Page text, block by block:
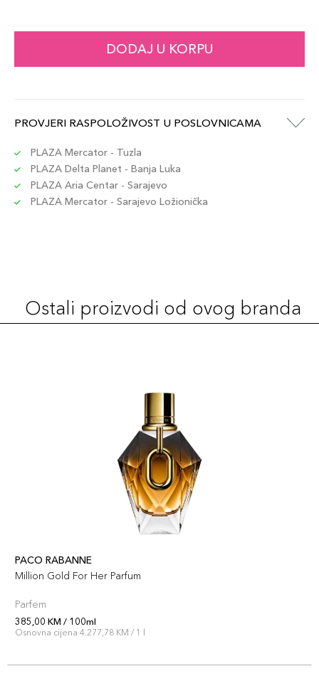
DODAJ U KORPU
PROVJERI RASPOLOŽIVOST U POSLOVNICAMA
PLAZA Mercator - Tuzla
PLAZA Delta Planet - Banja Luka
PLAZA Aria Centar - Sarajevo
PLAZA Mercator - Sarajevo Ložionička
Ostali proizvodi od ovog branda
PACO RABANNE
Million Gold For Her Parfum
Parfem
385,00 KM / 100ml
Osnovna cijena 4.277,78 KM / 1 l